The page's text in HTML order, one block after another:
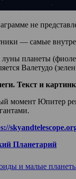
не
— самые
планеты
Валетудо
Текст и
момент Юпитер
Планетарий
и малые